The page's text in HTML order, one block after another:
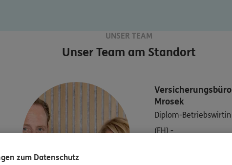
UNSER TEAM
Unser Team am Standort
Versicherungsbüro
Mrosek
Diplom-Betriebswirtin
(FH) -
zum Datenschutz